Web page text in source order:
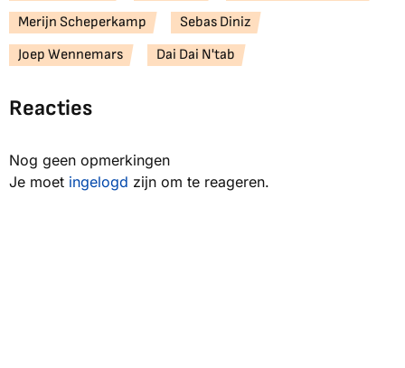
Merijn Scheperkamp
Sebas Diniz
Joep Wennemars
Dai Dai N'tab
Reacties
Nog geen opmerkingen
Je moet ingelogd zijn om te reageren.